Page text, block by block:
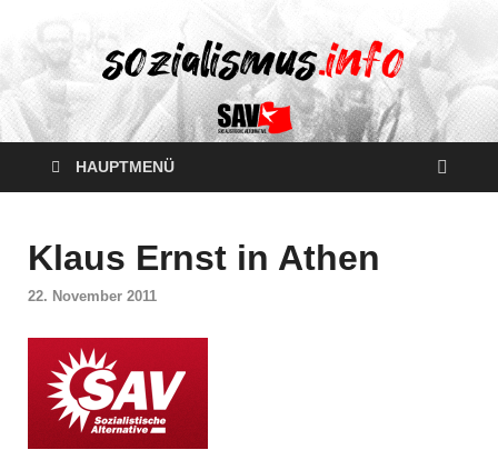
HAUPTMENÜ
Klaus Ernst in Athen
22. November 2011